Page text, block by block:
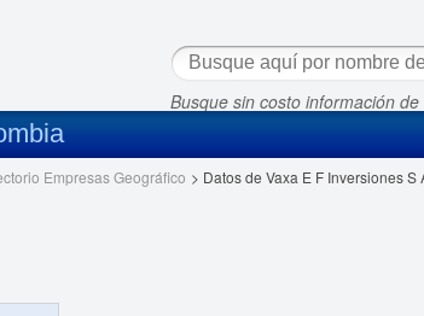
Busque sin costo información
Empresas Geográfico > Datos de Vaxa E F Inversiones S